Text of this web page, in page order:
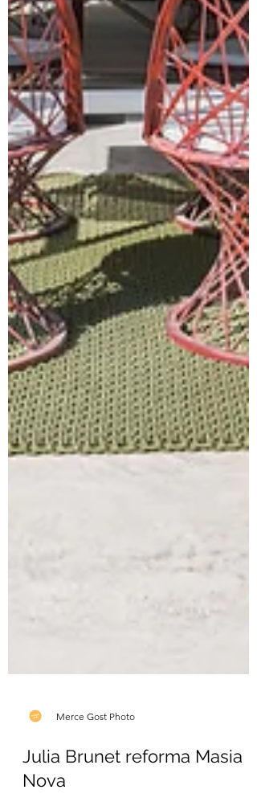
Merce Gost Photo
Julia Brunet reforma Masia